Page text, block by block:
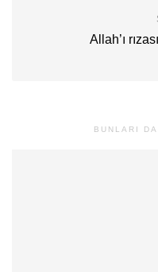
Allah’ı
BUNLARI